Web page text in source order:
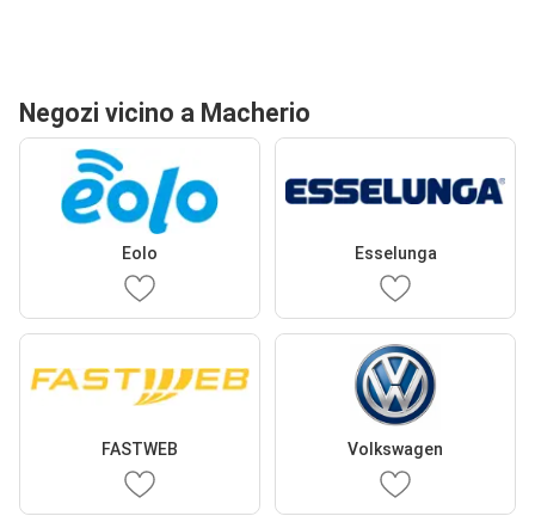
Negozi vicino a Macherio
Eolo Esselunga
FASTWEB Volkswagen